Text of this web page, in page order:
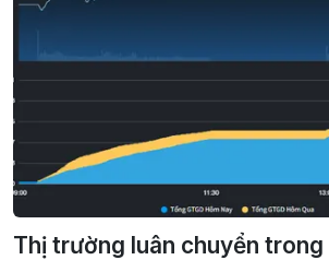
Thị trường luân chuyển trong